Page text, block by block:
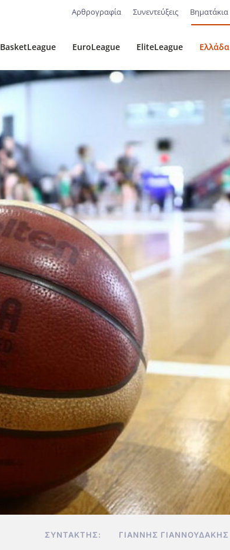
Αρθρογραφία Συνεντεύξεις Βηματάκια
BasketLeague EuroLeague EliteLeague Ελλάδα
ΣΥΝΤΆΚΤΗΣ: ΓΙΆΝΝΗΣ ΓΙΑΝΝΟΥΔΆΚΗΣ